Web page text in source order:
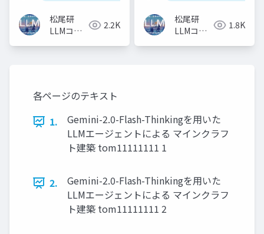
松尾研
LLMコミ
2.2K
松尾研
LLMコミ
1.8K
各ページのテキスト
1.
Gemini-2.0-Flash-Thinkingを⽤いた
LLMエージェントによる マインクラフ
ト建築 tom11111111 1
2.
Gemini-2.0-Flash-Thinkingを⽤いた
LLMエージェントによる マインクラフ
ト建築 tom11111111 2